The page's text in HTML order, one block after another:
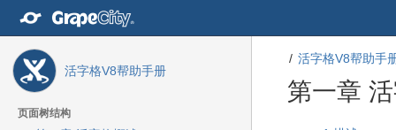
活字格V8帮助手册
页面树结构
活字格V8帮助手
第一章